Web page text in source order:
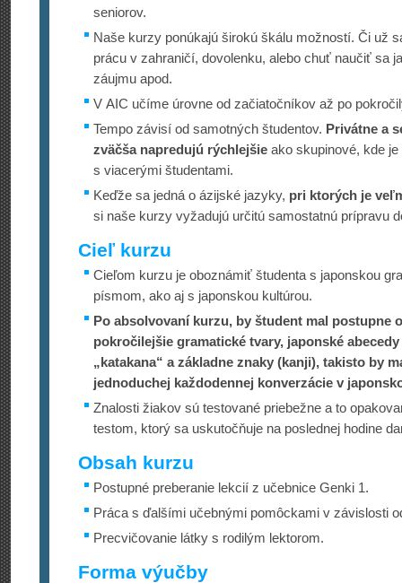
seniorov.
Naše kurzy ponúkajú širokú škálu možností. Či už
prácu v zahraničí, dovolenku, alebo chuť naučiť sa
záujmu apod.
V AIC učíme úrovne od začiatočníkov až po
Tempo závisí od samotných študentov. Privátne a
zväčša napredujú rýchlejšie ako skupinové, kde
s viacerými študentami.
Keďže sa jedná o ázijské jazyky, pri ktorých je
si naše kurzy vyžadujú určitú samostatnú prípravu
Cieľ kurzu
Cieľom kurzu je oboznámiť študenta s japonskou
písmom, ako aj s japonskou kultúrou.
Po absolvovaní kurzu, by študent mal postupne
pokročilejšie gramatické tvary, japonské abecedy
„katakana“ a základne znaky (kanji), takisto by
jednoduchej každodennej konverzácie v
Znalosti žiakov sú testované priebežne a to
testom, ktorý sa uskutočňuje na poslednej hodine
Obsah kurzu
Postupné preberanie lekcií z učebnice Genki 1.
Práca s ďalšími učebnými pomôckami v závislosti
Precvičovanie látky s rodilým lektorom.
Forma výučby